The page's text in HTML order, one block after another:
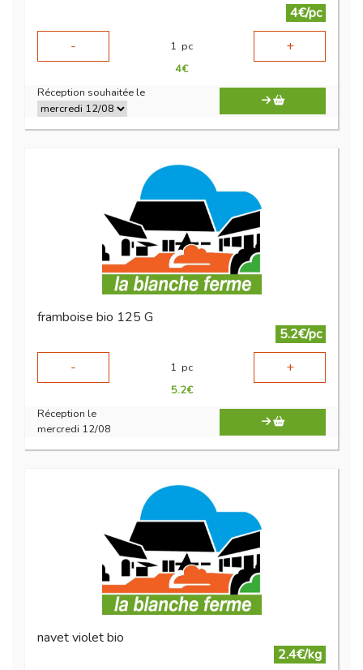
4€/pc
-
1 pc +
4€
Réception souhaitée le
framboise bio 125 G
5.2€/pc
-
1 pc +
5.2€
Réception le
mercredi 12/08
navet violet bio
2.4€/kg